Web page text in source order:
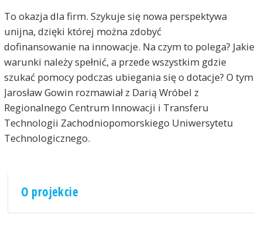
To okazja dla firm. Szykuje się nowa perspektywa
unijna, dzięki której można zdobyć
dofinansowanie na innowacje. Na czym to polega? Jakie
warunki należy spełnić, a przede wszystkim gdzie
szukać pomocy podczas ubiegania się o dotacje? O tym
Jarosław Gowin rozmawiał z Darią Wróbel z
Regionalnego Centrum Innowacji i Transferu
Technologii Zachodniopomorskiego Uniwersytetu
Technologicznego.
O projekcie